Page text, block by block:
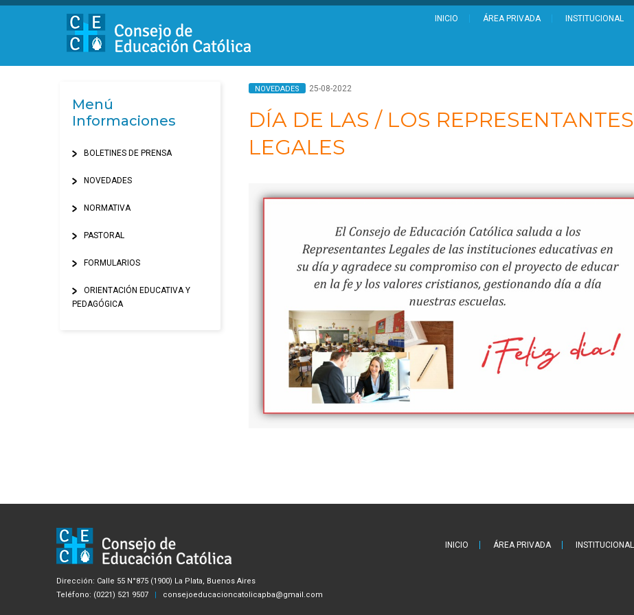
INICIO ÁREA PRIVADA INSTITUCIONAL
Menú
Informaciones
BOLETINES DE PRENSA
NOVEDADES
NORMATIVA
PASTORAL
FORMULARIOS
ORIENTACIÓN EDUCATIVA Y
PEDAGÓGICA
NOVEDADES 25-08-2022
DÍA DE LAS / LOS REPRESENTANTES
LEGALES
Dirección: Calle 55 N°875 (1900) La Plata, Buenos Aires
Teléfono: (0221) 521 9507
| consejoeducacioncatolicapba@gmail.com
INICIO ÁREA PRIVADA INSTITUCIONAL